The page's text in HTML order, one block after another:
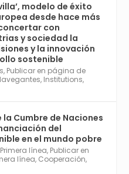
·
la empresa sevillana
en España en el uso de
digitalizar e
y la
dimensión
de
@elCorreoWeb :
yfa2h55p
modelo de éxito
desde hace más
con
y sociedad la
y la innovación
sostenible
, Publicar en página de
, Institutions,
la Cumbre de Naciones
del
en el mundo pobre
Primera línea, Publicar en
línea, Cooperación,